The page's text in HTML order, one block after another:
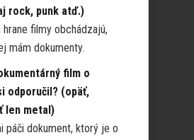
rock, punk atď.)
hrane filmy obchádzajú,
mám dokumenty.
film o
odporučil? (opäť,
len metal)
páči dokument, ktorý je o